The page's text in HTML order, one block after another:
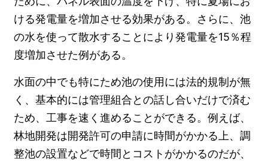
ける発電量を増加させる効果がある。さらに、池
の水を使って散水することにより発電量を15％程
度増加させた例がある。
水面の中でも特にため池の使用には法的規制が無
く、基本的には管理組合との話し合いだけで済む
ため、工事を速く進めることができる。例えば、
林地開発は開発許可の申請に時間がかかる上、調
整池の設置などで時間とコストがかかるのだが、